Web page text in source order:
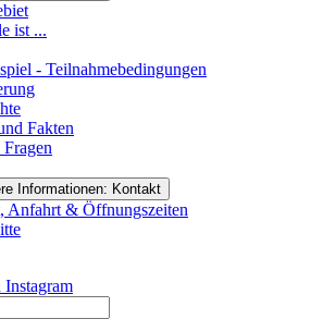
ist ...
- Teilnahmebedingungen
Fakten
Informationen: Kontakt
Anfahrt & Öffnungszeiten